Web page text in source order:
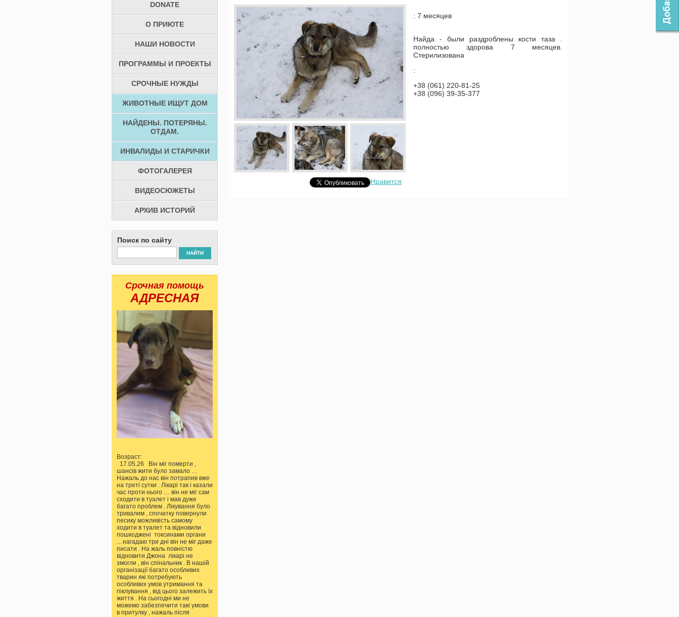
DONATE
О ПРИЮТЕ
НАШИ НОВОСТИ
ПРОГРАММЫ И ПРОЕКТЫ
СРОЧНЫЕ НУЖДЫ
ЖИВОТНЫЕ ИЩУТ ДОМ
НАЙДЕНЫ. ПОТЕРЯНЫ.
ОТДАМ.
ИНВАЛИДЫ И СТАРИЧКИ
ФОТОГАЛЕРЕЯ
ВИДЕОСЮЖЕТЫ
АРХИВ ИСТОРИЙ
Поиск по сайту
НАЙТИ
Срочная помощь
АДРЕСНАЯ
Возраст:
17.05.26 Він міг померти ,
шансів жити було замало …
Нажаль до нас він потрапив вже
на треті сутки . Лікарі так і казали
час проти нього … він не міг сам
сходити в туалет і мав дуже
багато проблем . Лікування було
тривалим , спочатку повернули
песику можливість самому
ходити в туалет та відновили
пошкоджені токсинами органи
…нагадаю три дні він не міг даже
писати . На жаль повністю
відновити Джона лікарі не
змогли , він спінальник . В нашій
організації багато особливих
тварин які потребують
особливих умов утримання та
піклування , від цього залежить їх
життя . На сьогодні ми не
можемо забезпечити такі умови
в притулку , нажаль після
: 7 месяцев
Найда - были раздроблены кости таза .
полностью здорова 7 месяцев.
Стерилизована
:
+38 (061) 220-81-25
+38 (096) 39-35-377
Нравится